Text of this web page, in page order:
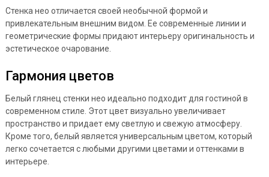
Стенка нео отличается своей необычной формой и
привлекательным внешним видом. Ее современные линии и
геометрические формы придают интерьеру оригинальность и
эстетическое очарование.
Гармония цветов
Белый глянец стенки нео идеально подходит для гостиной в
современном стиле. Этот цвет визуально увеличивает
пространство и придает ему светлую и свежую атмосферу.
Кроме того, белый является универсальным цветом, который
легко сочетается с любыми другими цветами и оттенками в
интерьере.